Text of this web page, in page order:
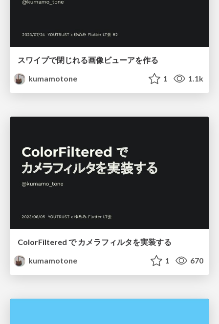
スワイプで閉じれる画像ビューアを作る
kumamotone
1 1.1k
ColorFiltered で カメラフィルタを実装する
kumamotone
1 670